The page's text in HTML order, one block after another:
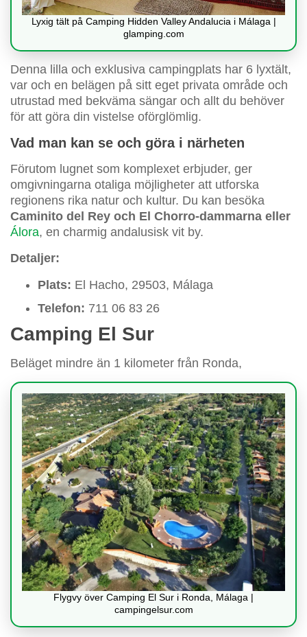
Lyxig tält på Camping Hidden Valley Andalucia i Málaga |
glamping.com
Denna lilla och exklusiva campingplats har 6 lyxtält,
var och en belägen på sitt eget privata område och
utrustad med bekväma sängar och allt du behöver
för att göra din vistelse oförglömlig.
Vad man kan se och göra i närheten
Förutom lugnet som komplexet erbjuder, ger
omgivningarna otaliga möjligheter att utforska
regionens rika natur och kultur. Du kan besöka
Caminito del Rey och El Chorro-dammarna eller
Álora, en charmig andalusisk vit by.
Detaljer:
Plats: El Hacho, 29503, Málaga
Telefon: 711 06 83 26
Camping El Sur
Beläget mindre än 1 kilometer från Ronda,
Flygvy över Camping El Sur i Ronda, Málaga |
campingelsur.com